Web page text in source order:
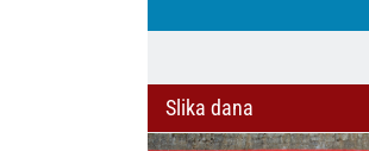
Slika dana